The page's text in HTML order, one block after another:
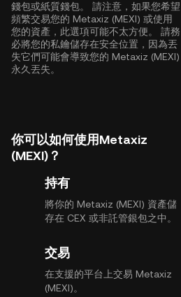
錢包或紙質錢包。 請注意，如果您希望
頻繁交易您的 Metaxiz (MEXI) 或使用
您的資產，此選項可能不太方便。 請務
必將您的私鑰儲存在安全位置，因為丟
失它們可能會導致您的 Metaxiz (MEXI)
永久丟失。
你可以如何使用Metaxiz
(MEXI)？
持有
將你的 Metaxiz (MEXI) 資產儲
存在 CEX 或非託管銀包之中。
交易
在支援的平台上交易 Metaxiz
(MEXI)。